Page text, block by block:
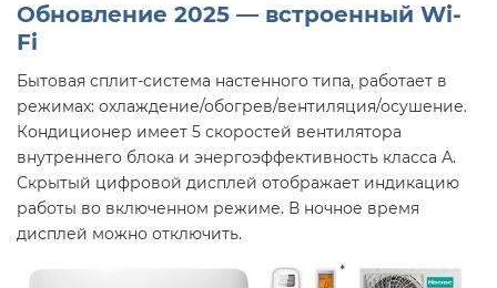
Обновление 2025 — встроенный Wi-
Fi
Бытовая сплит-система настенного типа, работает в
режимах: охлаждение/обогрев/вентиляция/осушение.
Кондиционер имеет 5 скоростей вентилятора
внутреннего блока и энергоэффективность класса А.
Скрытый цифровой дисплей отображает индикацию
работы во включенном режиме. В ночное время
дисплей можно отключить.